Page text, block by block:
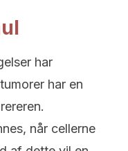
har
har en
når cellerne